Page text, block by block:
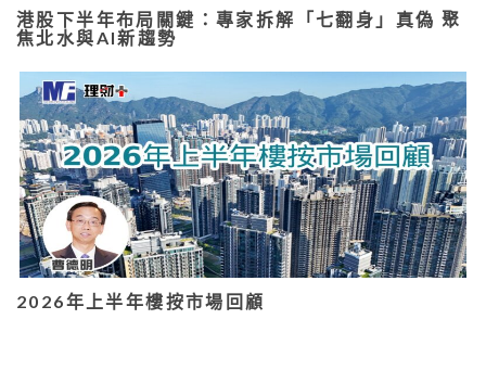
港股下半年布局關鍵：專家拆解「七翻身」真偽 聚
焦北水與AI新趨勢
2026年上半年樓按市場回顧